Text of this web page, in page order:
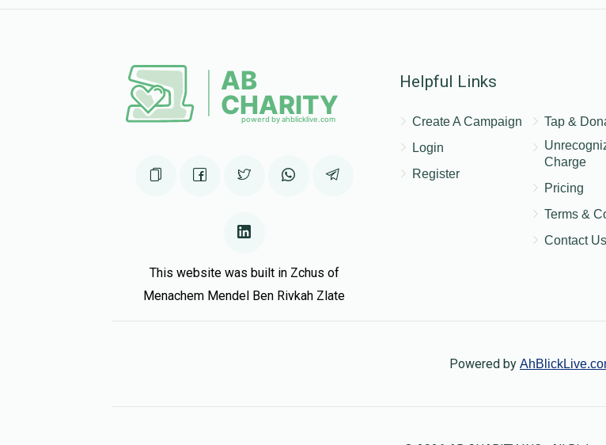
This website was built in Zchus of
Menachem Mendel Ben Rivkah Zlate
Helpful Links
Create A Campaign
Login
Register
Tap &
Charge
Pricing
Terms &
Contact Us
Powered by